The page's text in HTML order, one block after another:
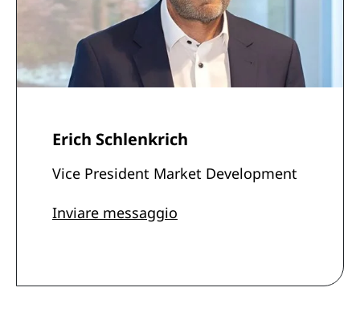
Erich Schlenkrich
Vice President Market Development
Inviare messaggio